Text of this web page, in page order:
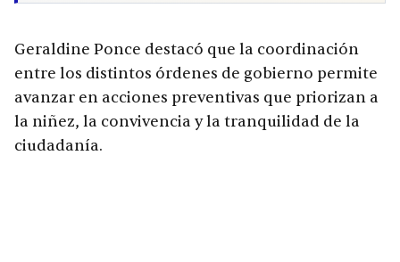
Geraldine Ponce destacó que la coordinación
entre los distintos órdenes de gobierno permite
avanzar en acciones preventivas que priorizan a
la niñez, la convivencia y la tranquilidad de la
ciudadanía.